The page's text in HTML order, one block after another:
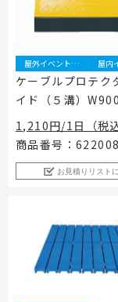
屋外イベント事業
ケーブルプロテク
イド（５溝）W900
1,210円/1日（税込
商品番号：
お見積りリスト